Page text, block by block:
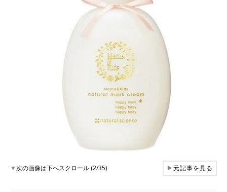
▼次の画像は下へスクロール (2/35) ▶元記事を見る